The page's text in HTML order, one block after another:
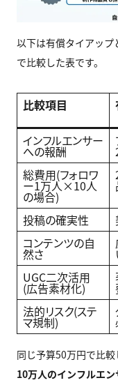
以下は有償タイアップ
で比較した表です。
比較項目
インフルエンサー
への報酬
総費用(フォロワ
ー1万人×10人
の場合)
投稿の確実性
コンテンツの自
然さ
UGC二次活用
(広告素材化)
法的リスク(ステ
マ規制)
同じ予算50万円で比
10万人のインフルエン